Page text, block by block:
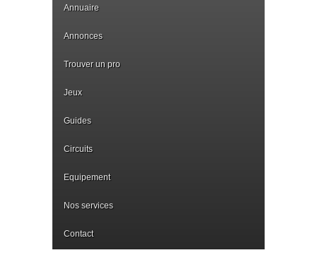
Annuaire
Annonces
Trouver un pro
Jeux
Guides
Circuits
Equipement
Nos services
Contact